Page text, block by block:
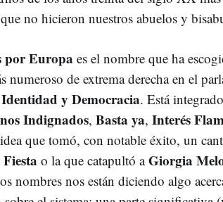
no hicieron nuestros abuelos y
por Europa es el nombre que ha
numeroso de extrema derecha en el
Identidad y Democracia. Está
Indignados, Basta ya, Interés
que tomó, con notable éxito, un
o la que catapultó aGiorgia
nombres nos están diciendo algo